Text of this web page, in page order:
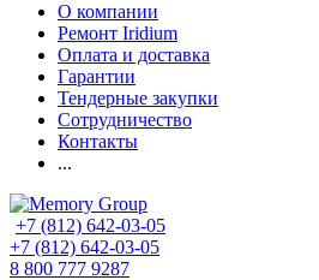
О компании
Ремонт Iridium
Оплата и доставка
Гарантии
Тендерные закупки
Сотрудничество
Контакты
...
+7 (812) 642-03-05
+7 (812) 642-03-05
8 800 777 9287